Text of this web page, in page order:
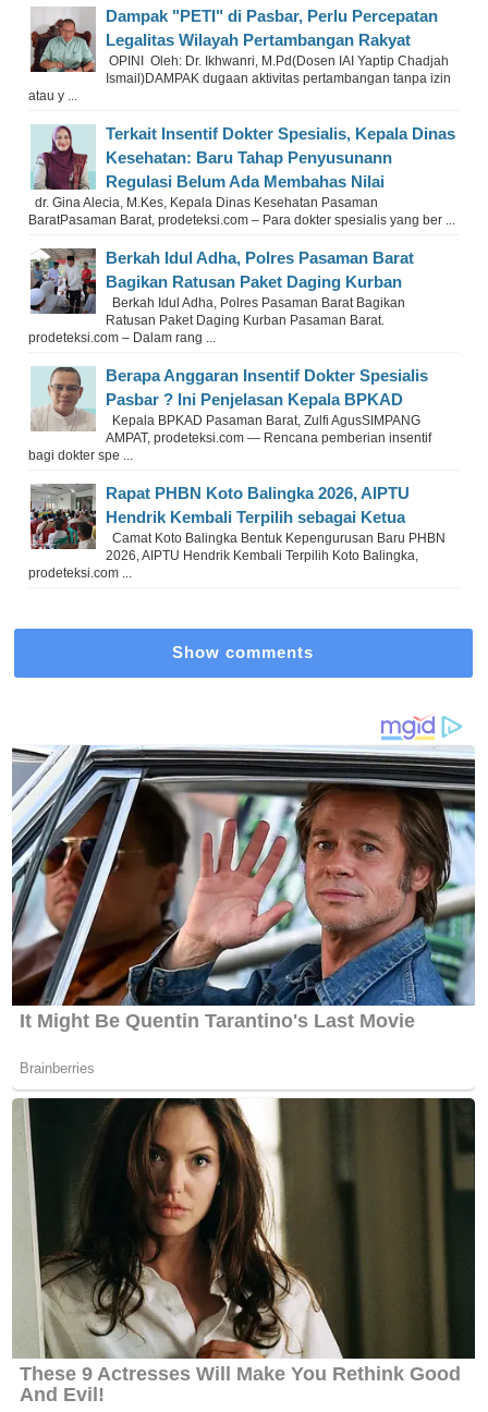
Dampak "PETI" di Pasbar, Perlu Percepatan
Legalitas Wilayah Pertambangan Rakyat
OPINI Oleh: Dr. Ikhwanri, M.Pd(Dosen IAI Yaptip Chadjah
Ismail)DAMPAK dugaan aktivitas pertambangan tanpa izin
atau y ...
Terkait Insentif Dokter Spesialis, Kepala Dinas
Kesehatan: Baru Tahap Penyusunann
Regulasi Belum Ada Membahas Nilai
dr. Gina Alecia, M.Kes, Kepala Dinas Kesehatan Pasaman
BaratPasaman Barat, prodeteksi.com – Para dokter spesialis yang ber ...
Berkah Idul Adha, Polres Pasaman Barat
Bagikan Ratusan Paket Daging Kurban
Berkah Idul Adha, Polres Pasaman Barat Bagikan
Ratusan Paket Daging Kurban Pasaman Barat.
prodeteksi.com – Dalam rang ...
Berapa Anggaran Insentif Dokter Spesialis
Pasbar ? Ini Penjelasan Kepala BPKAD
Kepala BPKAD Pasaman Barat, Zulfi AgusSIMPANG
AMPAT, prodeteksi.com — Rencana pemberian insentif
bagi dokter spe ...
Rapat PHBN Koto Balingka 2026, AIPTU
Hendrik Kembali Terpilih sebagai Ketua
Camat Koto Balingka Bentuk Kepengurusan Baru PHBN
2026, AIPTU Hendrik Kembali Terpilih Koto Balingka,
prodeteksi.com ...
Show comments